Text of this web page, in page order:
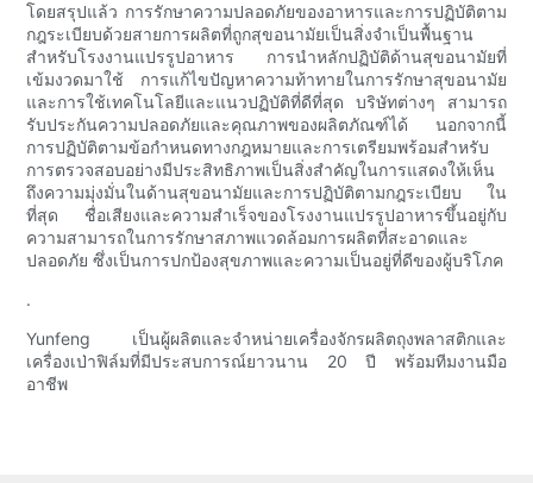
โดยสรุปแล้ว การรักษาความปลอดภัยของอาหารและการปฏิบัติตาม
กฎระเบียบด้วยสายการผลิตที่ถูกสุขอนามัยเป็นสิ่งจำเป็นพื้นฐาน
สำหรับโรงงานแปรรูปอาหาร การนำหลักปฏิบัติด้านสุขอนามัยที่
เข้มงวดมาใช้ การแก้ไขปัญหาความท้าทายในการรักษาสุขอนามัย
และการใช้เทคโนโลยีและแนวปฏิบัติที่ดีที่สุด บริษัทต่างๆ สามารถ
รับประกันความปลอดภัยและคุณภาพของผลิตภัณฑ์ได้ นอกจากนี้
การปฏิบัติตามข้อกำหนดทางกฎหมายและการเตรียมพร้อมสำหรับ
การตรวจสอบอย่างมีประสิทธิภาพเป็นสิ่งสำคัญในการแสดงให้เห็น
ถึงความมุ่งมั่นในด้านสุขอนามัยและการปฏิบัติตามกฎระเบียบ ใน
ที่สุด ชื่อเสียงและความสำเร็จของโรงงานแปรรูปอาหารขึ้นอยู่กับ
ความสามารถในการรักษาสภาพแวดล้อมการผลิตที่สะอาดและ
ปลอดภัย ซึ่งเป็นการปกป้องสุขภาพและความเป็นอยู่ที่ดีของผู้บริโภค
.
Yunfeng เป็นผู้ผลิตและจำหน่ายเครื่องจักรผลิตถุงพลาสติกและ
เครื่องเป่าฟิล์มที่มีประสบการณ์ยาวนาน 20 ปี พร้อมทีมงานมือ
อาชีพ